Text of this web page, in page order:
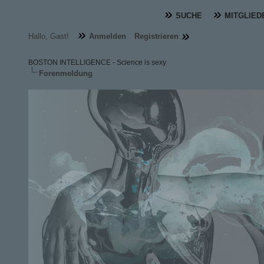
SUCHE
Hallo, Gast! Anmelden Registrieren
BOSTON INTELLIGENCE - Science is sexy
Forenmeldung